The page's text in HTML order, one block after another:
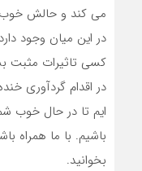
می کند و حالش
در این میان وجود
کسی تاثیرات مثبت
در اقدام گردآوری
ایم تا در حال خوب
باشیم. با ما همراه
بخوانید.